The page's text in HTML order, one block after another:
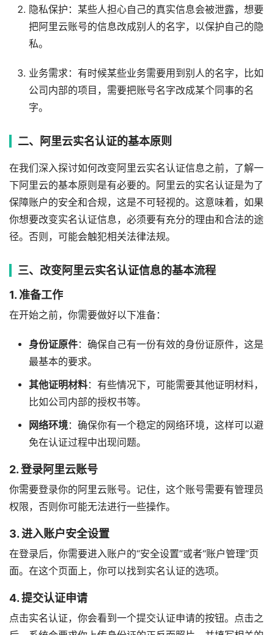
隐私保护：某些人担心自己的真实信息会被泄露，想要
把阿里云账号的信息改成别人的名字，以保护自己的隐
私。
业务需求：有时候某些业务需要用到别人的名字，比如
公司内部的项目，需要把账号名字改成某个同事的名
字。
二、阿里云实名认证的基本原则
在我们深入探讨如何改变阿里云实名认证信息之前，了解一
下阿里云的基本原则是有必要的。阿里云的实名认证是为了
保障账户的安全和合规，这是不可轻视的。这意味着，如果
你想要改变实名认证信息，必须要有充分的理由和合法的途
径。否则，可能会触犯相关法律法规。
三、改变阿里云实名认证信息的基本流程
1. 准备工作
在开始之前，你需要做好以下准备：
身份证原件：确保自己有一份有效的身份证原件，这是
最基本的要求。
其他证明材料：有些情况下，可能需要其他证明材料，
比如公司内部的授权书等。
网络环境：确保你有一个稳定的网络环境，这样可以避
免在认证过程中出现问题。
2. 登录阿里云账号
你需要登录你的阿里云账号。记住，这个账号需要有管理员
权限，否则你可能无法进行一些操作。
3. 进入账户安全设置
在登录后，你需要进入账户的“安全设置”或者“账户管理”页
面。在这个页面上，你可以找到实名认证的选项。
4. 提交认证申请
点击实名认证，你会看到一个提交认证申请的按钮。点击之